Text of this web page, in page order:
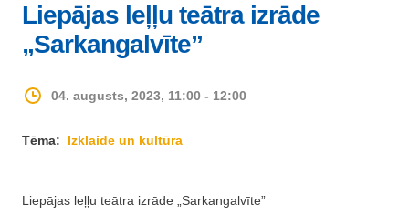
Liepājas leļļu teātra izrāde
„Sarkangalvīte”
04. augusts, 2023, 11:00 - 12:00
Tēma: Izklaide un kultūra
Liepājas leļļu teātra izrāde „Sarkangalvīte”